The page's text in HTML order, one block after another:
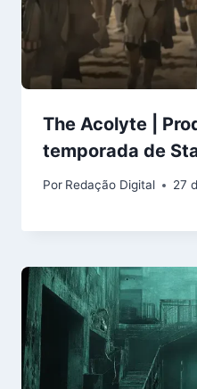
The Acolyte |
temporada de
Por Redação Digital 27